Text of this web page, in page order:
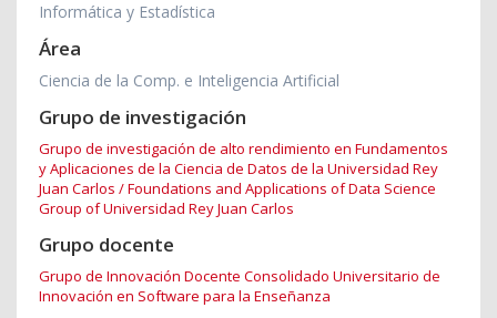
Informática y Estadística
Área
Ciencia de la Comp. e Inteligencia Artificial
Grupo de investigación
Grupo de investigación de alto rendimiento en Fundamentos
y Aplicaciones de la Ciencia de Datos de la Universidad Rey
Juan Carlos / Foundations and Applications of Data Science
Group of Universidad Rey Juan Carlos
Grupo docente
Grupo de Innovación Docente Consolidado Universitario de
Innovación en Software para la Enseñanza